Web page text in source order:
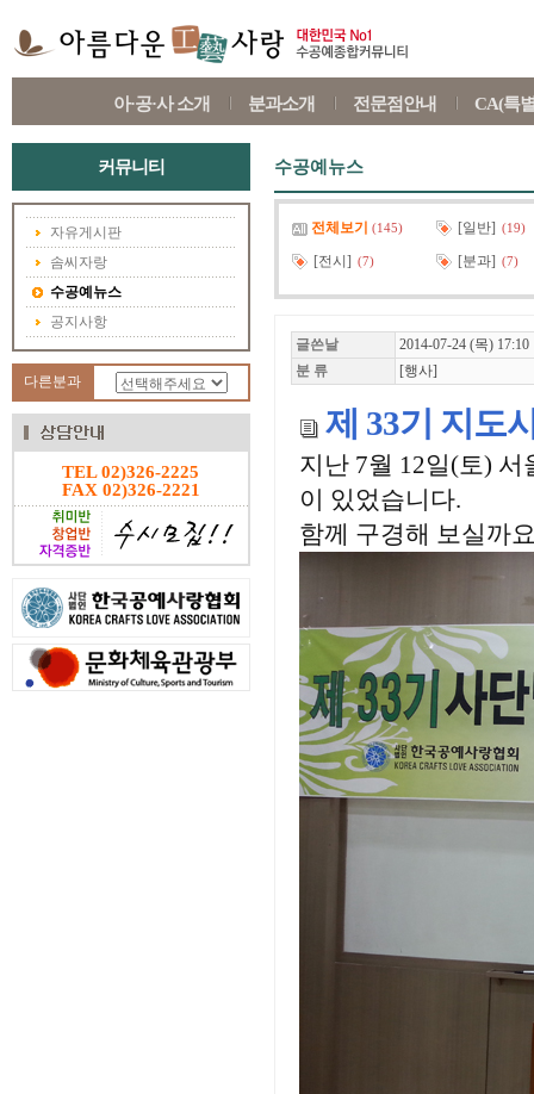
아·공·사 소개 분과소개 전문점안내 CA(특
커뮤니티
자유게시판
솜씨자랑
수공예뉴스
공지사항
다른분과
TEL 02)326-2225
FAX 02)326-2221
수공예뉴스
전체보기 (145) [일반] (19)
[전시] (7) [분과] (7)
글쓴날
2014-07-24 (목) 17:10
분 류
[행사]
제 33기 지도
지난 7월 12일(토)
이 있었습니다.
함께 구경해 보실까